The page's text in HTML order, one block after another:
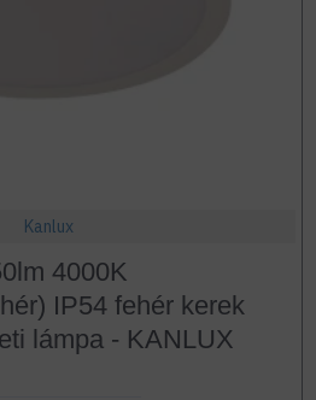
Kanlux
4000K
IP54 fehér kerek
lámpa - KANLUX